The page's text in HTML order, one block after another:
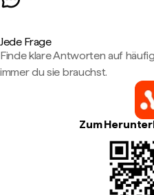
Jede Frage
Finde klare Antworten auf
immer du sie brauchst.
Zum